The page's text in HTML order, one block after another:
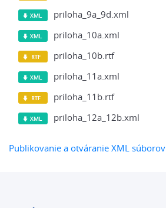
priloha_9a_9d.xml
priloha_10a.xml
priloha_10b.rtf
priloha_11a.xml
priloha_11b.rtf
priloha_12a_12b.xml
Publikovanie a otváranie XML súborov